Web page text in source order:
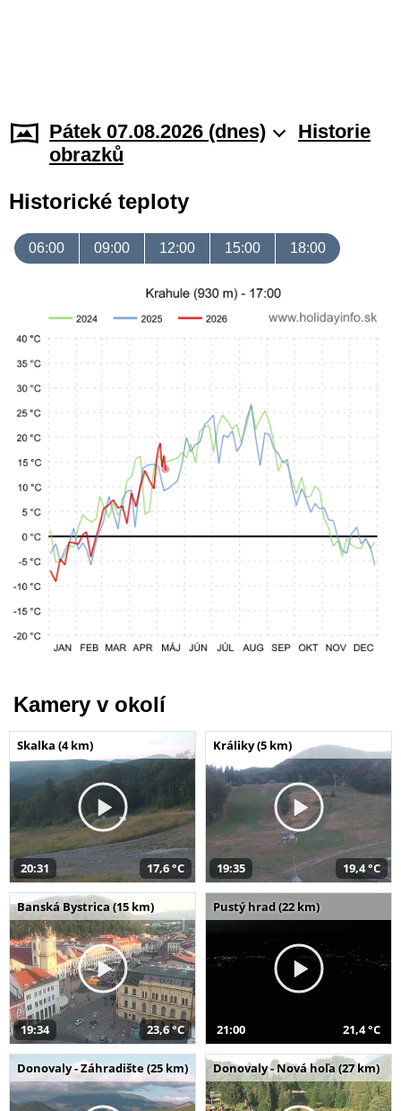
Pátek 07.08.2026 (dnes)
Historie
obrazků
Historické teploty
06:00 09:00 12:00 15:00 18:00
Kamery v okolí
Skalka (4 km)
20:31 17,6 °C
Králiky (5 km)
19:35 19,4 °C
Banská Bystrica (15 km)
19:34 23,6 °C
Pustý hrad (22 km)
21:00 21,4 °C
Donovaly - Záhradište (25 km) Donovaly - Nová hoľa (27 km)